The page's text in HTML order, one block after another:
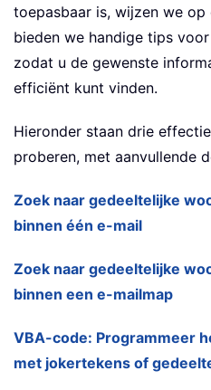
toepasbaar is, wijzen we
bieden we handige tips
zodat u de gewenste
efficiënt kunt vinden.
Hieronder staan drie
proberen, met aanvullende
Zoek naar gedeeltelijke
binnen één e-mail
Zoek naar gedeeltelijke
binnen een e-mailmap
VBA-code: Programmeer
met jokertekens of